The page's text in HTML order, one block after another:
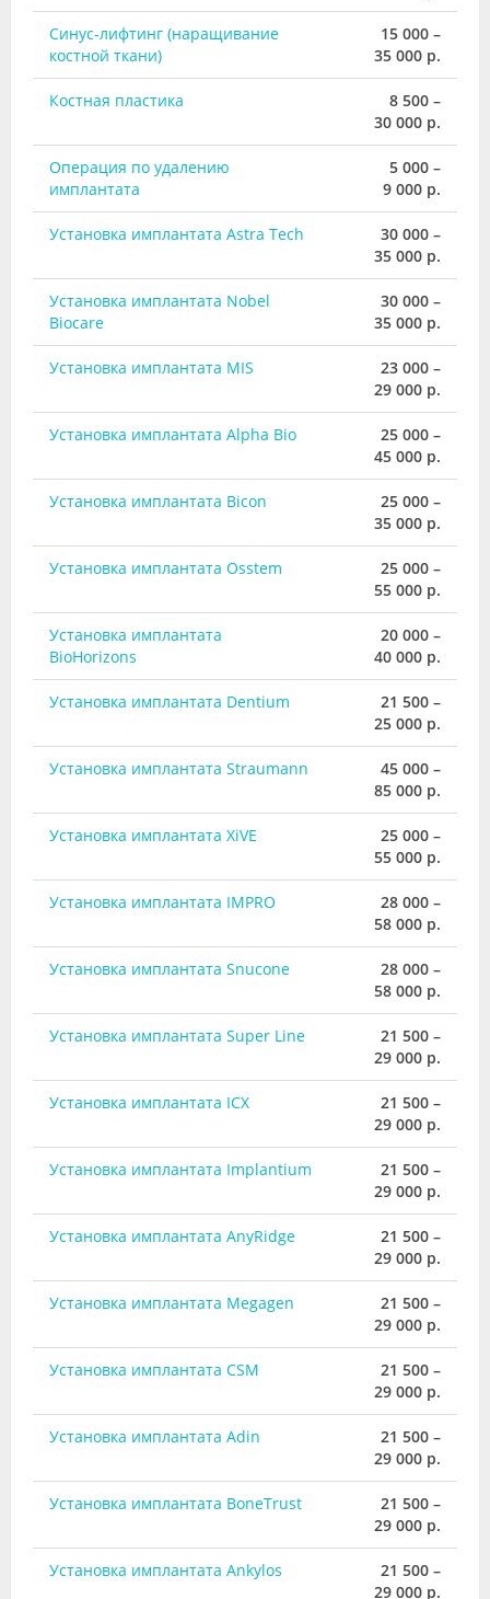
Синус-лифтинг (наращивание
костной ткани)
15 000 –
35 000 р.
Костная пластика
8 500 –
30 000 р.
Операция по удалению
имплантата
5 000 –
9 000 р.
Установка имплантата Astra Tech
30 000 –
35 000 р.
Установка имплантата Nobel
Biocare
30 000 –
35 000 р.
Установка имплантата MIS
23 000 –
29 000 р.
Установка имплантата Alpha Bio
25 000 –
45 000 р.
Установка имплантата Bicon
25 000 –
35 000 р.
Установка имплантата Osstem
25 000 –
55 000 р.
Установка имплантата
BioHorizons
20 000 –
40 000 р.
Установка имплантата Dentium
21 500 –
25 000 р.
Установка имплантата Straumann
45 000 –
85 000 р.
Установка имплантата XiVE
25 000 –
55 000 р.
Установка имплантата IMPRO
28 000 –
58 000 р.
Установка имплантата Snucone
28 000 –
58 000 р.
Установка имплантата Super Line
21 500 –
29 000 р.
Установка имплантата ICX
21 500 –
29 000 р.
Установка имплантата Implantium
21 500 –
29 000 р.
Установка имплантата AnyRidge
21 500 –
29 000 р.
Установка имплантата Megagen
21 500 –
29 000 р.
Установка имплантата CSM
21 500 –
29 000 р.
Установка имплантата Adin
21 500 –
29 000 р.
Установка имплантата BoneTrust
21 500 –
29 000 р.
Установка имплантата Ankylos
21 500 –
29 000 р.